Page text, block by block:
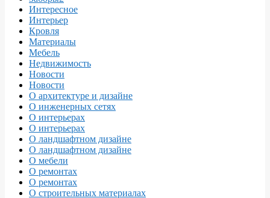
Интересное
Интерьер
Кровля
Материалы
Мебель
Недвижимость
Новости
Новости
О архитектуре и дизайне
О инженерных сетях
О интерьерах
О интерьерах
О ландшафтном дизайне
О ландшафтном дизайне
О мебели
О ремонтах
О ремонтах
О строительных материалах